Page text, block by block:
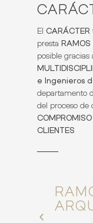
El CARÁCTER
presta RAMOS
posible gracias
e Ingenieros
departamento
del proceso de
COMPROMISO
CLIENTES